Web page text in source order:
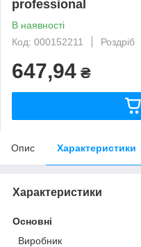
professional
В наявності
Код: 000152211
Роздріб
647,94 ₴
Опис Характеристики
Характеристики
Основні
Виробник